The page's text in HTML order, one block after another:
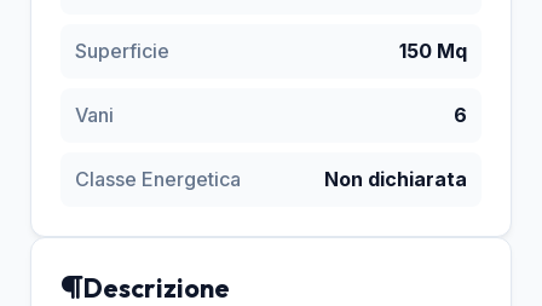
Superficie 150 Mq
Vani 6
Classe Energetica Non dichiarata
Descrizione